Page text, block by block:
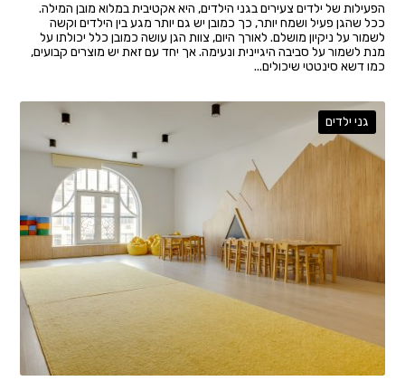
הפעילות של ילדים צעירים בגני הילדים, היא אקטיבית במלוא מובן המילה.
ככל שהגן פעיל ושמח יותר, כך כמובן יש גם יותר מגע בין הילדים וקשה
לשמור על ניקיון מושלם. לאורך היום, צוות הגן עושה כמובן כלל יכולתו על
מנת לשמור על סביבה היגיינית ונעימה. אך יחד עם זאת יש מוצרים קבועים,
כמו דשא סינטטי שיכולים...
גני ילדים